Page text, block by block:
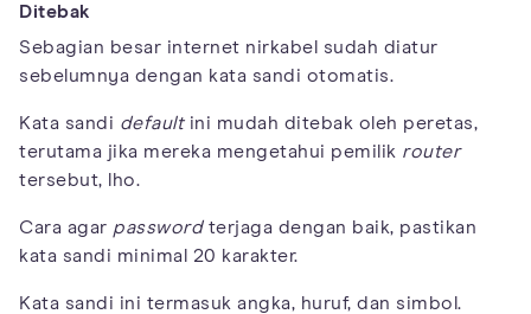
Ditebak
Sebagian besar internet nirkabel sudah diatur
sebelumnya dengan kata sandi otomatis.
Kata sandi defaultini mudah ditebak oleh peretas,
terutama jika mereka mengetahui pemilik router
tersebut, lho.
Cara agar passwordterjaga dengan baik, pastikan
kata sandi minimal 20 karakter.
Kata sandi ini termasuk angka, huruf, dan simbol.